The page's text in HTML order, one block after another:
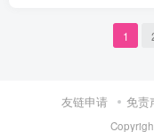
1
友链申请 免责